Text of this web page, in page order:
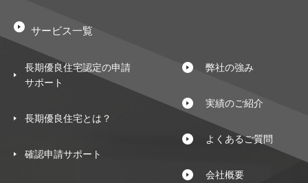
サービス一覧
長期優良住宅認定の申請
サポート
長期優良住宅とは？
確認申請サポート
弊社の強み
実績のご紹介
よくあるご質問
会社概要